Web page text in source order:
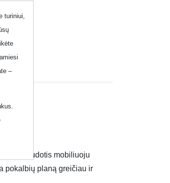
naudotis mobiliuoju
pokalbių planą greičiau ir
turiniui,
–